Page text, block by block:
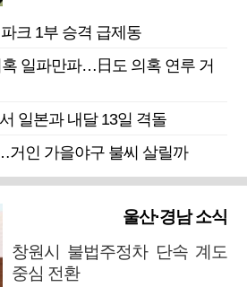
크 1부 승격 급제동
혹 일파만파…日도 의혹 연루 거
일본과 내달 13일 격돌
거인 가을야구 불씨 살릴까
울산·경남 소식
창원시 불법주정차 단속 계도
중심 전환